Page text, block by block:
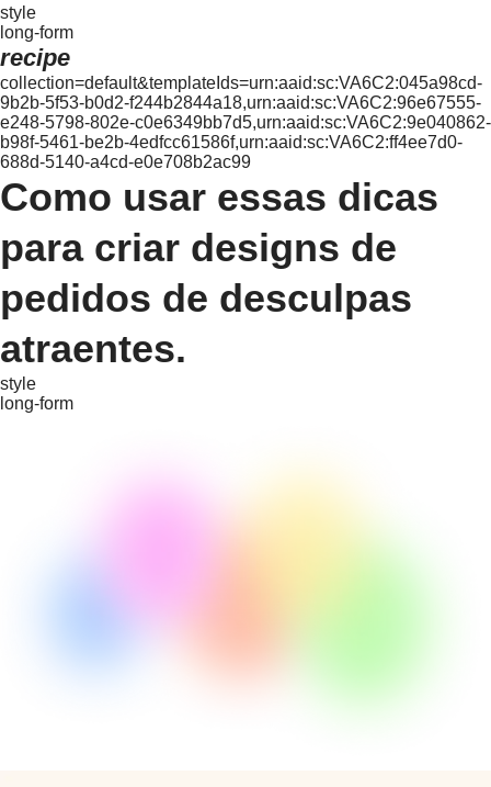
style
long-form
recipe
collection=default&templateIds=urn:aaid:sc:VA6C2:045a98cd-
9b2b-5f53-b0d2-f244b2844a18,urn:aaid:sc:VA6C2:96e67555-
e248-5798-802e-c0e6349bb7d5,urn:aaid:sc:VA6C2:9e040862-
b98f-5461-be2b-4edfcc61586f,urn:aaid:sc:VA6C2:ff4ee7d0-
688d-5140-a4cd-e0e708b2ac99
Como usar essas dicas
para criar designs de
pedidos de desculpas
atraentes.
style
long-form